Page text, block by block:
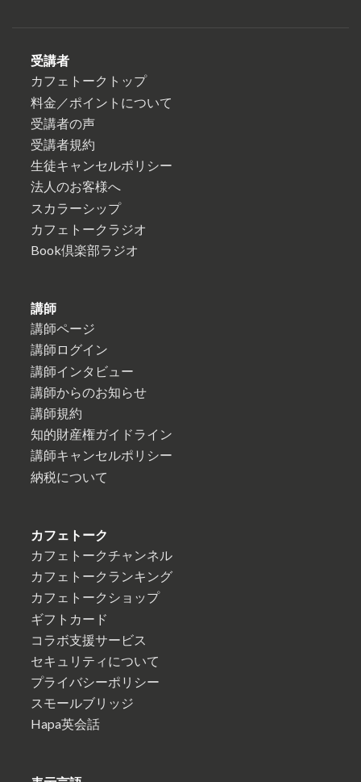
受講者
カフェトークトップ
料金／ポイントについて
受講者の声
受講者規約
生徒キャンセルポリシー
法人のお客様へ
スカラーシップ
カフェトークラジオ
Book倶楽部ラジオ
講師
講師ページ
講師ログイン
講師インタビュー
講師からのお知らせ
講師規約
知的財産権ガイドライン
講師キャンセルポリシー
納税について
カフェトーク
カフェトークチャンネル
カフェトークランキング
カフェトークショップ
ギフトカード
コラボ支援サービス
セキュリティについて
プライバシーポリシー
スモールブリッジ
Hapa英会話